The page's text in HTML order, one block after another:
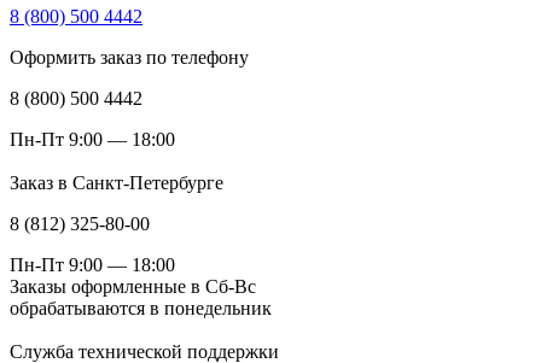
8 (800) 500 4442
Оформить заказ по телефону
8 (800) 500 4442
Пн-Пт 9:00 — 18:00
Заказ в Санкт-Петербурге
8 (812) 325-80-00
Пн-Пт 9:00 — 18:00
Заказы оформленные в Сб-Вс
обрабатываются в понедельник
Служба технической поддержки